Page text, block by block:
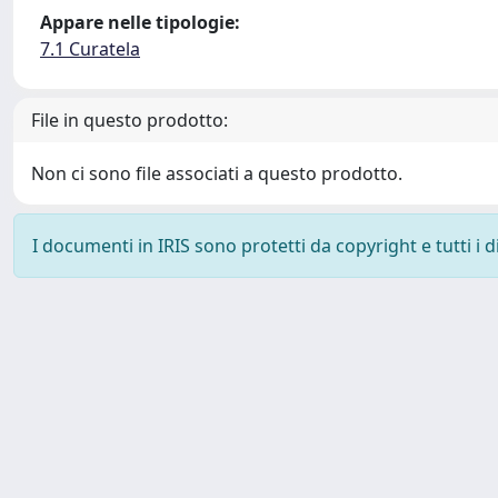
Appare nelle tipologie:
7.1 Curatela
File in questo prodotto:
Non ci sono file associati a questo prodotto.
I documenti in IRIS sono protetti da copyright e tutti i